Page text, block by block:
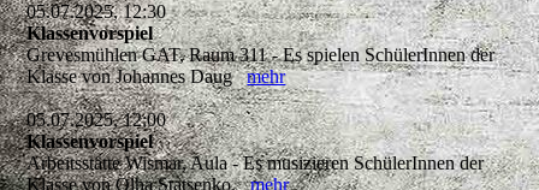
05.07.2025, 12:30
Klassenvorspiel
Grevesmühlen GAT, Raum 311 - Es spielen SchülerInnen der
Klasse von Johannes Daugmehr
05.07.2025, 12:00
Klassenvorspiel
Arbeitsstätte Wismar, Aula - Es musizieren SchülerInnen der
Klasse von Olha Statsenko.mehr